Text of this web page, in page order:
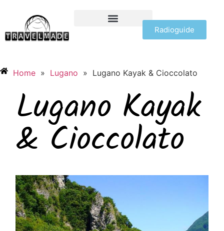
Radioguide
Home » Lugano » Lugano Kayak & Cioccolato
Lugano Kayak
& Cioccolato